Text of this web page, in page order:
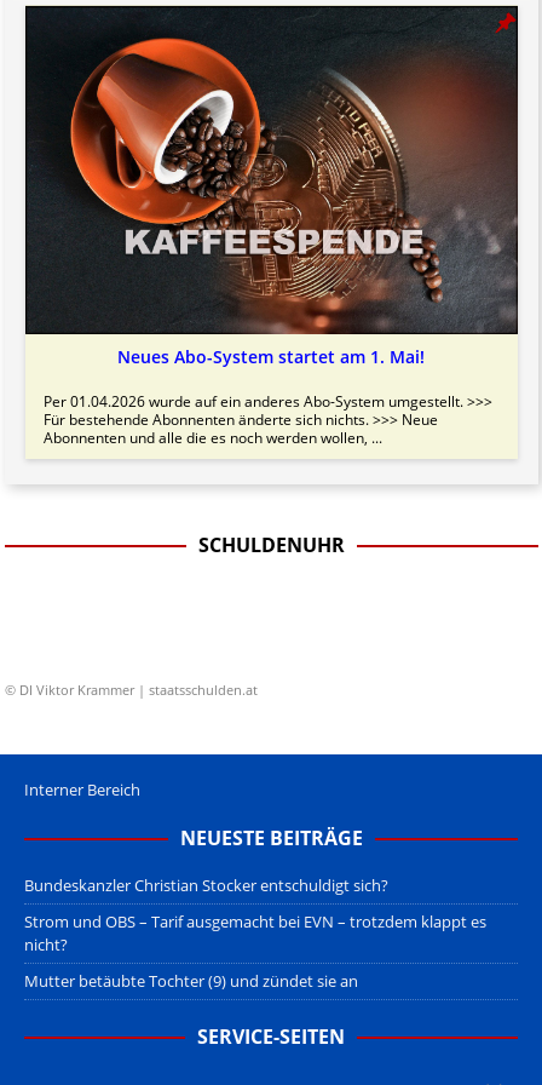
Neues Abo-System startet am 1. Mai!
Per 01.04.2026 wurde auf ein anderes Abo-System umgestellt. >>>
Für bestehende Abonnenten änderte sich nichts. >>> Neue
Abonnenten und alle die es noch werden wollen, ...
SCHULDENUHR
© DI Viktor Krammer | staatsschulden.at
Interner Bereich
NEUESTE BEITRÄGE
Bundeskanzler Christian Stocker entschuldigt sich?
Strom und OBS – Tarif ausgemacht bei EVN – trotzdem klappt es
nicht?
Mutter betäubte Tochter (9) und zündet sie an
SERVICE-SEITEN